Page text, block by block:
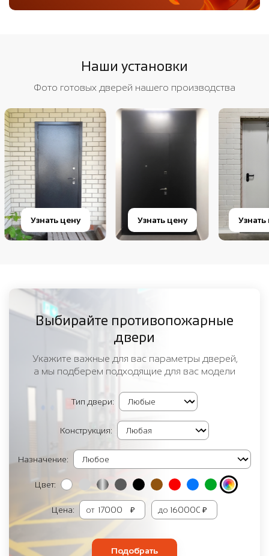
Наши установки
Фото готовых дверей нашего производства
Узнать цену Узнать цену Узнать
Выбирайте противопожарные
двери
Укажите важные для вас параметры дверей,
а мы подберем подходящие для вас модели
Тип двери:
Конструкция:
Назначение:
Цвет:
Цена: от ₽ до ₽
Подобрать